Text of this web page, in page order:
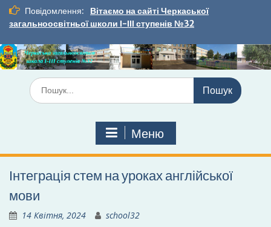
Перейти
вмісту
Повідомлення:
Вітаємо на сайті Черкаської
загальноосвітньої школи І-ІІІ ступенів №32
Шукати:
Меню
Інтеграція стем на уроках англійської
мови
14 Квітня, 2024 school32